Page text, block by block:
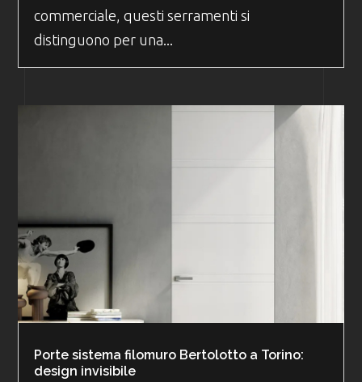
commerciale, questi serramenti si
distinguono per una...
Porte sistema filomuro Bertolotto a Torino:
design invisibile